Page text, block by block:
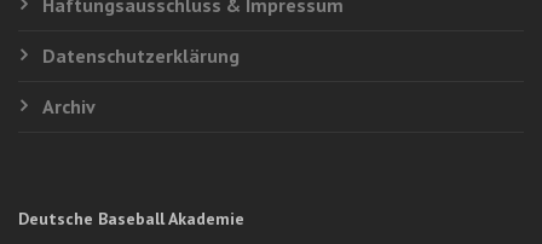
Haftungsausschluss & Impressum
Datenschutzerklärung
Archiv
Deutsche Baseball Akademie